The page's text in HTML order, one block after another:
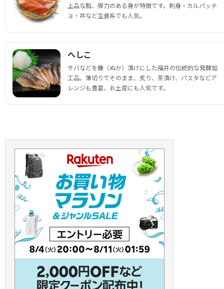
上品な脂、弾力のある身が特徴です。刺身・カルパッチ
ョ・丼など生食系でも人気。
へしこ
サバなどを糠（ぬか）漬けにした福井の伝統的な発酵加
工品。薄切りでそのまま、炙り、茶漬け、パスタなどア
レンジも豊富。お土産にも人気です。